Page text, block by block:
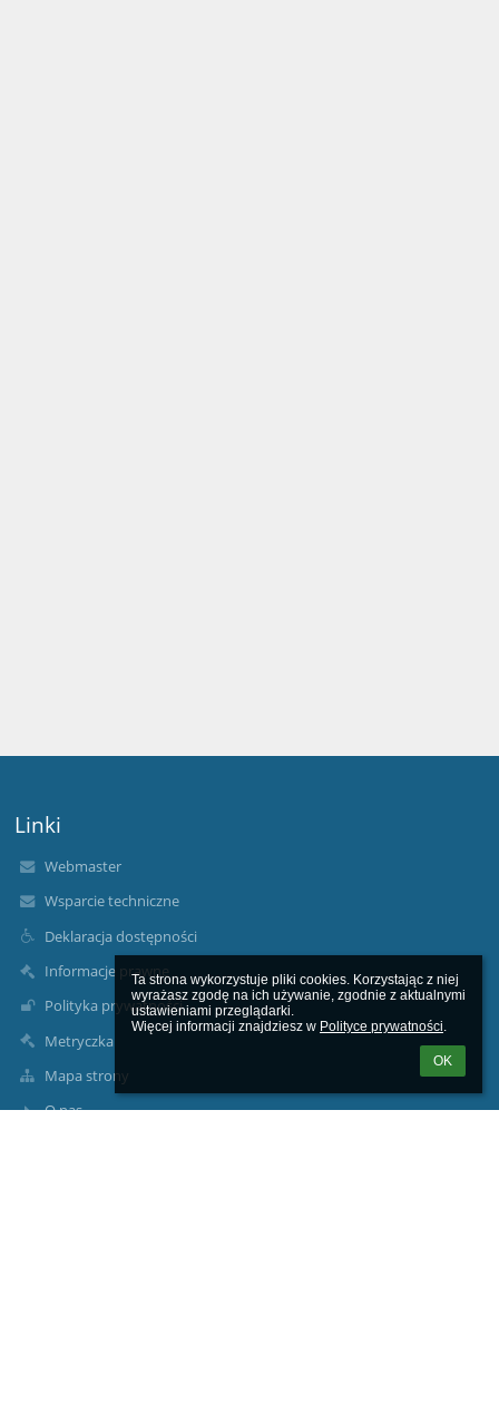
Ta strona wykorzystuje pliki cookies. Korzystając z niej
wyrażasz zgodę na ich używanie, zgodnie z aktualnymi
ustawieniami przeglądarki.
Więcej informacji znajdziesz w Polityce prywatności.
OK
Linki
Webmaster
Wsparcie techniczne
Deklaracja dostępności
Informacje prawne
Polityka prywatności
Metryczka
Mapa strony
O nas